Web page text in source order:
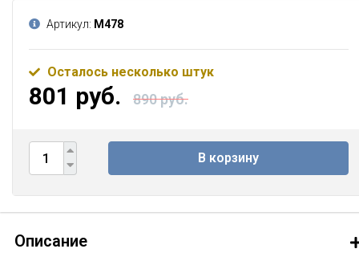
Артикул: М478
Осталось несколько штук
801 руб. 890 руб.
В корзину
Описание